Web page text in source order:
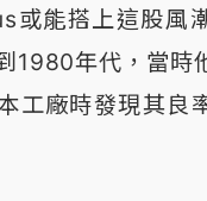
或能搭上這股風
1980年代，當時
工廠時發現其良